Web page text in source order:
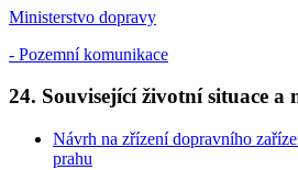
Ministerstvo dopravy
- Pozemní komunikace
24. Související životní situace a
Návrh na zřízení dopravního
prahu